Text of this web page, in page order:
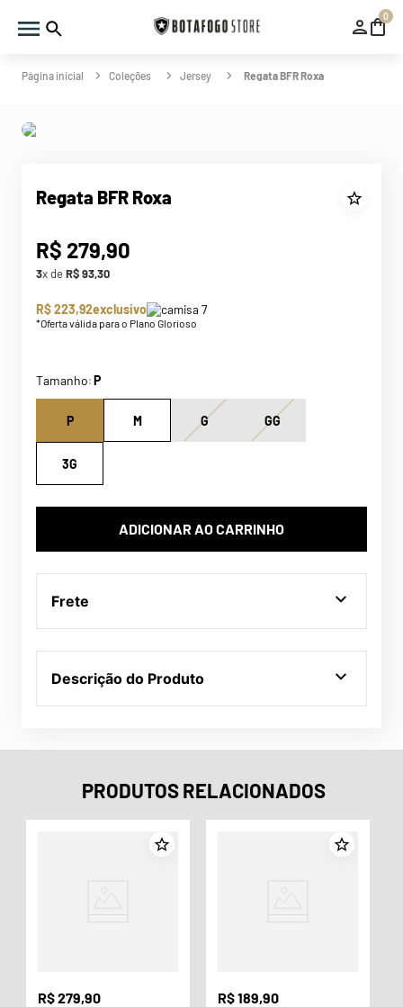
0
Coleções Jersey Regata BFR Roxa
Regata BFR Roxa
R$ 279,90
3x deR$93,30
R$ 223,92exclusivo
*Oferta válida para o Plano Glorioso
Tamanho: P
3G
G GG
M
P
ADICIONAR AO CARRINHO
Frete
Descrição do Produto
PRODUTOS RELACIONADOS
R$279,90 R$189,90